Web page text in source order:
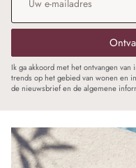
Ik ga akkoord met het ontvangen
trends op het gebied van wonen en
de nieuwsbrief en de algemene